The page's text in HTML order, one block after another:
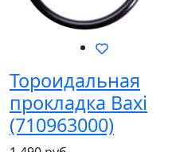
Тороидальная
прокладка Baxi
(710963000)